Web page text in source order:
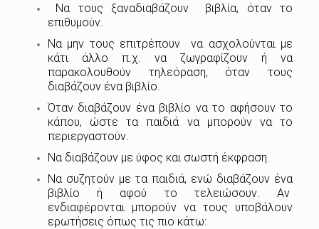
Να τους ξαναδιαβάζουν βιβλία, όταν το
επιθυμούν.
Να μην τους επιτρέπουν να ασχολούνται με
κάτι άλλο π.χ. να ζωγραφίζουν ή να
παρακολουθούν τηλεόραση, όταν τους
διαβάζουν ένα βιβλίο.
Όταν διαβάζουν ένα βιβλίο να το αφήσουν το
κάπου, ώστε τα παιδιά να μπορούν να το
περιεργαστούν.
Να διαβάζουν με ύφος και σωστή έκφραση.
Να συζητούν με τα παιδιά, ενώ διαβάζουν ένα
βιβλίο ή αφού το τελειώσουν. Αν
ενδιαφέρονται μπορούν να τους υποβάλουν
ερωτήσεις όπως τις πιο κάτω: